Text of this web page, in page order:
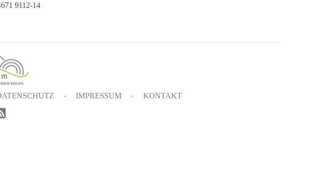
9112-14
IMPRESSUM KONTAKT